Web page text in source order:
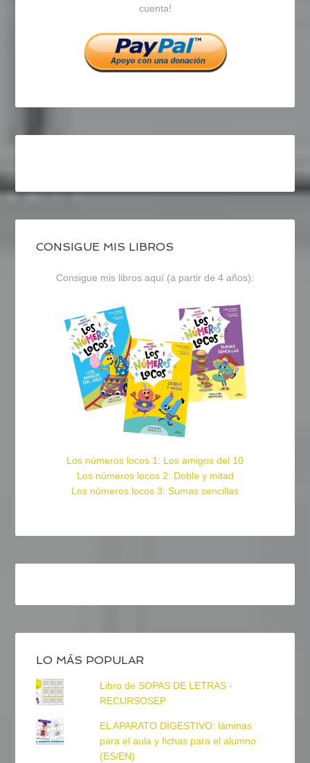
Facebook
Twitter
Instagram
cuenta!
CONSIGUE MIS LIBROS
Consigue mis libros aquí (a partir de 4 años):
Los números locos 1: Los amigos del 10
Los números locos 2: Doble y mitad
Los números locos 3: Sumas sencillas
LO MÁS POPULAR
Libro de SOPAS DE LETRAS -
RECURSOSEP
EL APARATO DIGESTIVO: láminas
para el aula y fichas para el alumno
(ES/EN)